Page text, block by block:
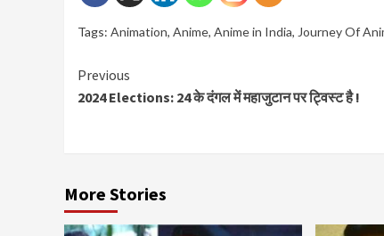
Tags: Animation, Anime, Anime in India, Journey Of
Continue
Reading
Previous
2024 Elections: 24 के दंगल में महाजुटान पर ट्विस्ट है !
More Stories